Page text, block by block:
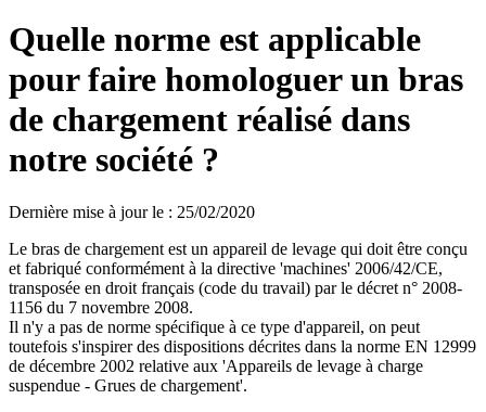
Quelle norme est applicable
pour faire homologuer un bras
de chargement réalisé dans
notre société ?
Dernière mise à jour le : 25/02/2020
Le bras de chargement est un appareil de levage qui doit être conçu
et fabriqué conformément à la directive 'machines' 2006/42/CE,
transposée en droit français (code du travail) par le décret n° 2008-
1156 du 7 novembre 2008.
Il n'y a pas de norme spécifique à ce type d'appareil, on peut
toutefois s'inspirer des dispositions décrites dans la norme EN 12999
de décembre 2002 relative aux 'Appareils de levage à charge
suspendue - Grues de chargement'.